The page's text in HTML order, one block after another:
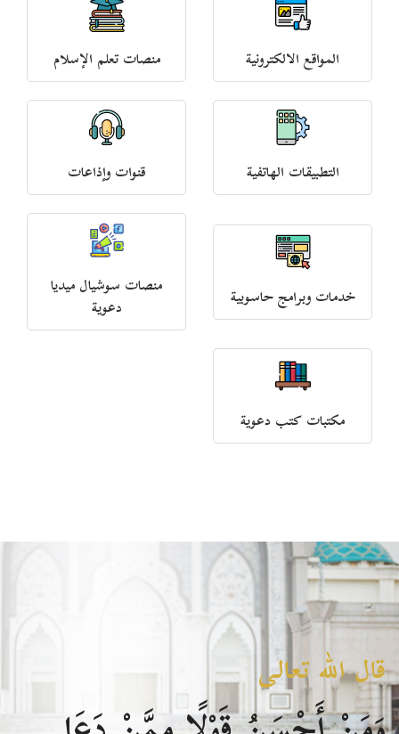
المواقع الالكترونية منصات تعلم الإسلام
التطبيقات الهاتفية قنوات وإذاعات
خدمات وبرامج حاسوبية
منصات سوشيال ميديا
دعوية
مكتبات كتب دعوية
قال الله تعالى